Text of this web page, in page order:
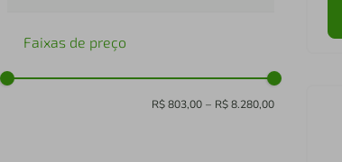
Faixas de preço
R$ 803,00 – R$ 8.280,00